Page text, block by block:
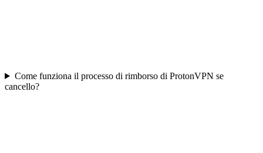
Come funziona il processo di rimborso di ProtonVPN se
cancello?